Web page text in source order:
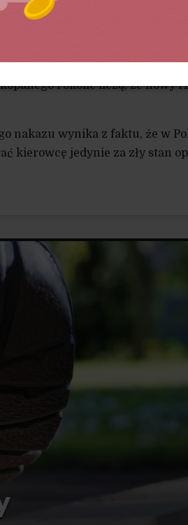
bezmyślnych
Podhalańskie
ewentualne nakazy nie
i okolic liczą, że nowy
nakazu wynika z faktu, że w
kierowcę jedynie za zły stan